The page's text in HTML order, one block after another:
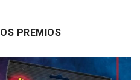
PREMIOS